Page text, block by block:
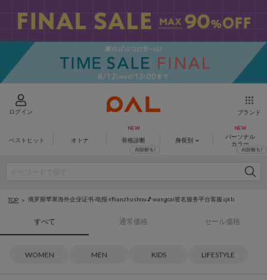
ログイン ブランド
ベストヒット オトナ 骨格診断 身長別
パーソナル
カラー
TOP 俄罗斯苹果海外企业证书-电报-tflianzhushou🎵wangcai签名服务平台客服.qkb
すべて 通常価格 セール価格
WOMEN MEN KIDS LIFESTYLE